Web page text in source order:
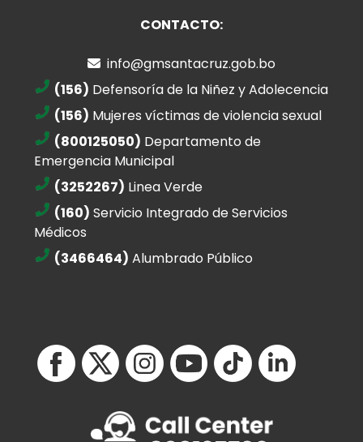
CONTACTO:
info@gmsantacruz.gob.bo
(156) Defensoría de la Niñez y Adolecencia
(156) Mujeres víctimas de violencia sexual
(800125050) Departamento de
Emergencia Municipal
(3252267) Linea Verde
(160) Servicio Integrado de Servicios
Médicos
(3466464) Alumbrado Público